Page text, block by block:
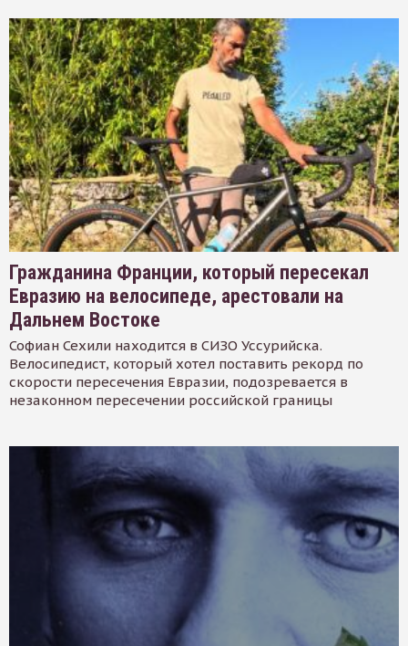
Гражданина Франции, который пересекал
Евразию на велосипеде, арестовали на
Дальнем Востоке
Софиан Сехили находится в СИЗО Уссурийска.
Велосипедист, который хотел поставить рекорд по
скорости пересечения Евразии, подозревается в
незаконном пересечении российской границы